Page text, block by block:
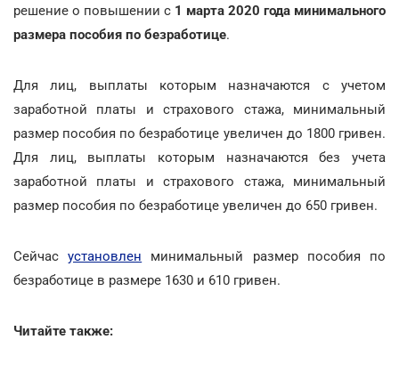
решение о повышении с 1 марта 2020 года минимального
размера пособия по безработице.
Для лиц, выплаты которым назначаются с учетом
заработной платы и страхового стажа, минимальный
размер пособия по безработице увеличен до 1800 гривен.
Для лиц, выплаты которым назначаются без учета
заработной платы и страхового стажа, минимальный
размер пособия по безработице увеличен до 650 гривен.
Сейчасустановлен минимальный размер пособия по
безработице в размере 1630 и 610 гривен.
Читайте также: